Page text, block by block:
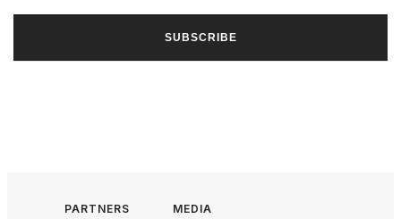
PARTNERS MEDIA